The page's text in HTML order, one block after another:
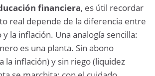
financiera, es útil recordar
real depende de la diferencia entre
la inflación. Una analogía sencilla:
es una planta. Sin abono
la inflación) y sin riego (liquidez